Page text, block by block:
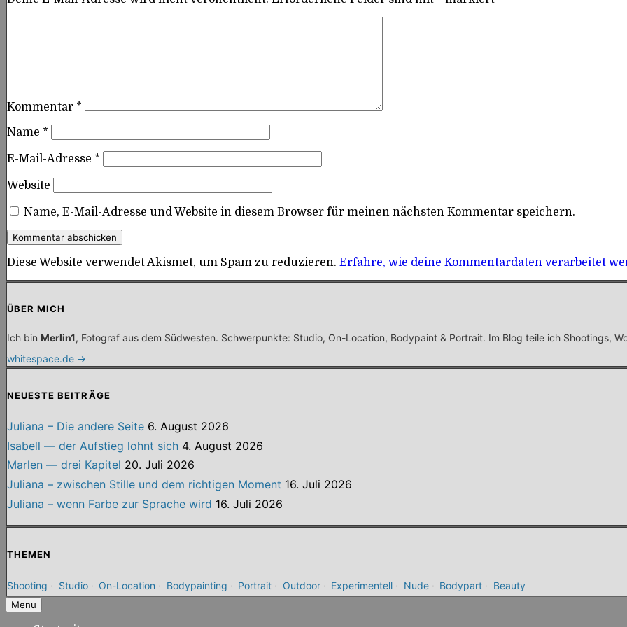
Kommentar *
Name *
E-Mail-Adresse *
Website
Name, E-Mail-Adresse und Website in diesem Browser für meinen nächsten Kommentar speichern.
Diese Website verwendet Akismet, um Spam zu reduzieren. Erfahre, wie deine Kommentardaten verarbeitet
ÜBER MICH
Ich bin Merlin1, Fotograf aus dem Südwesten. Schwerpunkte: Studio, On-Location, Bodypaint & Portrait. Im Blog teile ich Shootings,
whitespace.de →
NEUESTE BEITRÄGE
Juliana – Die andere Seite 6. August 2026
Isabell — der Aufstieg lohnt sich 4. August 2026
Marlen — drei Kapitel 20. Juli 2026
Juliana – zwischen Stille und dem richtigen Moment 16. Juli 2026
Juliana – wenn Farbe zur Sprache wird 16. Juli 2026
THEMEN
Shooting · Studio· On-Location · Bodypainting · Portrait · Outdoor· Experimentell · Nude· Bodypart · Beauty
Menu